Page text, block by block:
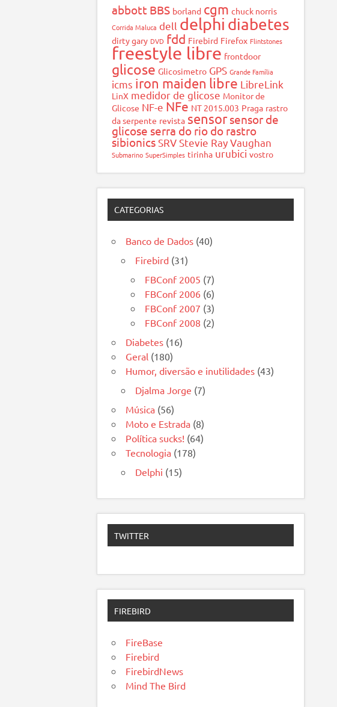
abbott BBS borland cgm chuck norris
Corrida Maluca dell delphi diabetes
dirty gary DVD fdd Firebird Firefox Flintstones
freestyle libre frontdoor
glicose Glicosimetro GPS Grande Família
icms iron maiden libre LibreLink
LinX medidor de glicose Monitor de
Glicose NF-e NFe NT 2015.003 Praga rastro
da serpente revista sensor sensor de
glicose serra do rio do rastro
sibionics SRV Stevie Ray Vaughan
Submarino SuperSimples tirinha urubici vostro
CATEGORIAS
Banco de Dados (40)
Firebird (31)
FBConf 2005 (7)
FBConf 2006 (6)
FBConf 2007 (3)
FBConf 2008 (2)
Diabetes (16)
Geral (180)
Humor, diversão e inutilidades (43)
Djalma Jorge (7)
Música (56)
Moto e Estrada (8)
Política sucks! (64)
Tecnologia (178)
Delphi (15)
TWITTER
FIREBIRD
FireBase
Firebird
FirebirdNews
Mind The Bird